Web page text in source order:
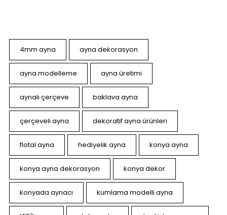
4mm ayna ayna dekorasyon
ayna modelleme ayna üretimi
aynalı çerçeve baklava ayna
çerçeveli ayna dekoratif ayna ürünleri
flotal ayna hediyelik ayna konya ayna
konya ayna dekorasyon konya dekor
konyada aynacı kumlama modelli ayna